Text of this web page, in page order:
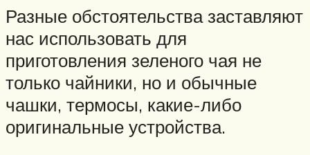
Разные обстоятельства заставляют
нас использовать для
приготовления зеленого чая не
только чайники, но и обычные
чашки, термосы, какие-либо
оригинальные устройства.